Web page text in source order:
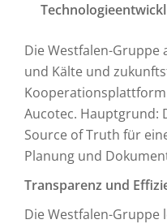
Die Westfalen-Gruppe
und Kälte und
Kooperationsplattform
Aucotec. Hauptgrund:
Source of Truth für
Planung und
Transparenz und
Die Westfalen-